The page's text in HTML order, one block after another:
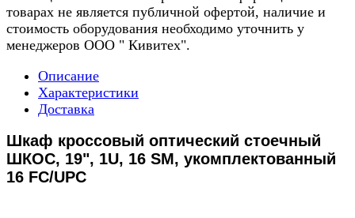
товарах не является публичной офертой, наличие и
стоимость оборудования необходимо уточнить у
менеджеров ООО " Кивитех".
Описание
Характеристики
Доставка
Шкаф кроссовый оптический стоечный
ШКОС, 19", 1U, 16 SM, укомплектованный
16 FC/UPC